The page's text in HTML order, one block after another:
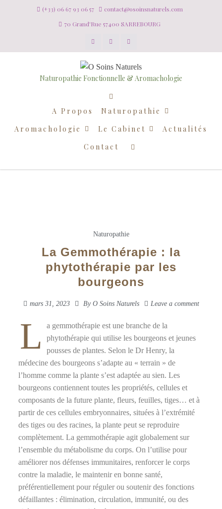
(+33) 06 67 93 06 57
contact@osoinsnaturels.com
70 Grand'Rue 57400 SARREBOURG
Naturopathie Fonctionnelle & Aromachologie
A Propos
Naturopathie
Aromachologie
Le Cabinet
Actualités
Contact
Naturopathie
La Gemmothérapie : la
phytothérapie par les
bourgeons
mars 31, 2023 By O Soins Naturels Leave a comment
L
a gemmothérapie est une branche de la
phytothérapie qui utilise les bourgeons et jeunes
pousses de plantes. Selon le Dr Henry, la
médecine des bourgeons s’adapte au « terrain » de
l’homme comme la plante s’est adaptée au sien. Les
bourgeons contiennent toutes les propriétés, cellules et
composants de la future plante, fleurs, feuilles, tiges… et à
partir de ces cellules embryonnaires, situées à l’extrémité
des tiges ou des racines, la plante peut se reproduire
complètement. La gemmothérapie agit globalement sur
l’ensemble du métabolisme du corps. On l’utilise pour
améliorer nos défenses immunitaires, renforcer le corps
contre la maladie, le maintenir en bonne santé,
préférentiellement pour réguler ou soutenir des fonctions
défaillantes : élimination, circulation, immunité, ou des